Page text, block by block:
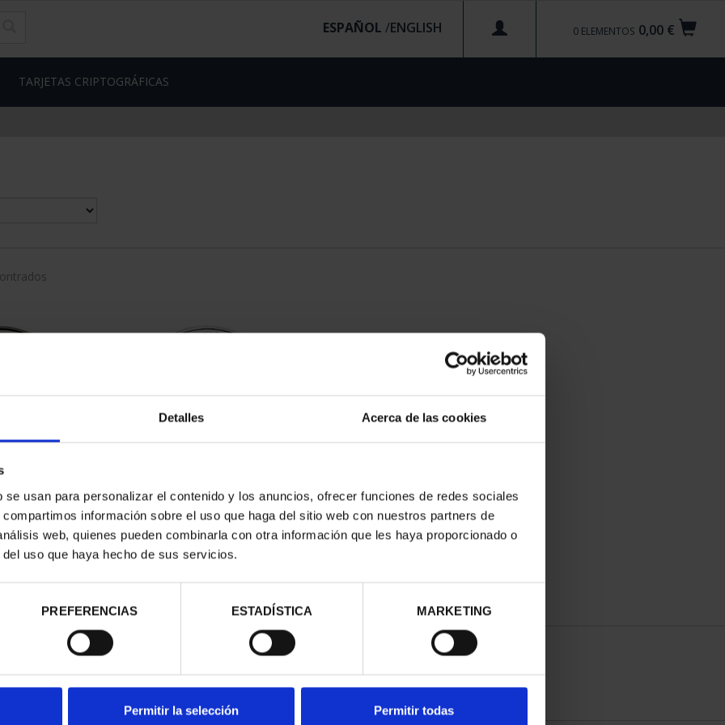
Detalles Acerca de las cookies
usan para personalizar el contenido y los anuncios, ofrecer funciones de redes sociales
información sobre el uso que haga del sitio web con nuestros partners de
web, quienes pueden combinarla con otra información que les haya proporcionado o
uso que haya hecho de sus servicios.
PREFERENCIAS ESTADÍSTICA MARKETING
Permitir la selección Permitir todas
0,00 €
0 ELEMENTOS
ESPAÑOL /
TARJETAS CRIPTOGRÁFICAS
(2024) 8
€
PROCLAMACIÓN FELIPE VI
(2024) 8 REALES
140,00 €